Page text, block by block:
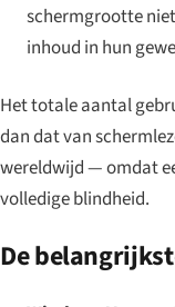
schermgrootte
inhoud in hun
Het totale aantal
dan dat van
wereldwijd — omdat
volledige blindheid.
De